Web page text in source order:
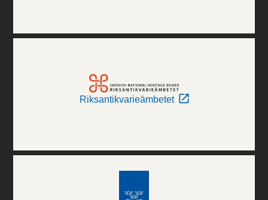
Riksantikvarieämbetet